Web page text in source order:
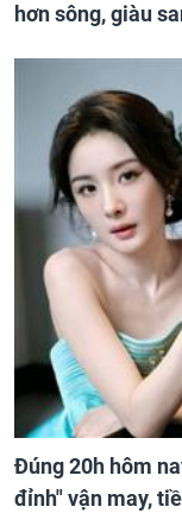
hơn sông, giàu
Đúng 20h hôm
đỉnh" vận may,